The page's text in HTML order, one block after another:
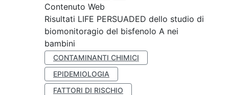
Contenuto Web
Risultati LIFE PERSUADED dello studio di
biomonitoragio del bisfenolo A nei
bambini
CONTAMINANTI CHIMICI
EPIDEMIOLOGIA
FATTORI DI RISCHIO